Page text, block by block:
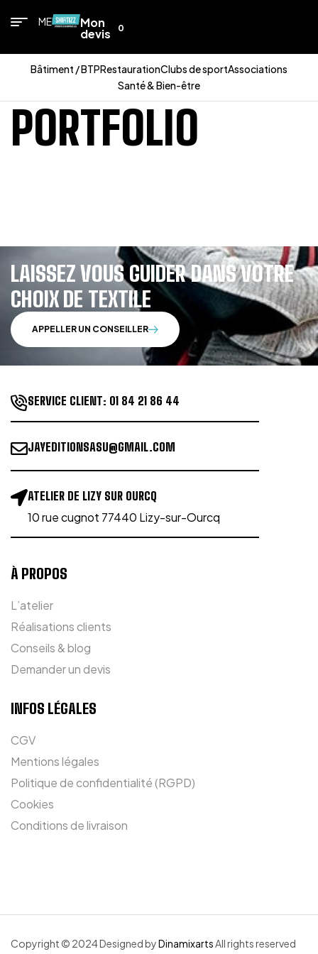
MENU Mon
devis 0
Bâtiment / BTPRestaurationClubs de sportAssociations
Santé & Bien-être
PORTFOLIO
LAISSEZ VOUS GUIDER DANS VOTRE
CHOIX DE TEXTILE
APPELLER UN CONSEILLER
SERVICE CLIENT: 01 84 21 86 44
JAYEDITIONSASU@GMAIL.COM
ATELIER DE LIZY SUR OURCQ
10 rue cugnot 77440 Lizy-sur-Ourcq
À PROPOS
L’atelier
Réalisations clients
Conseils & blog
Demander un devis
INFOS LÉGALES
CGV
Mentions légales
Politique de confidentialité (RGPD)
Cookies
Conditions de livraison
Copyright © 2024 Designed byDinamixartsAll rights reserved